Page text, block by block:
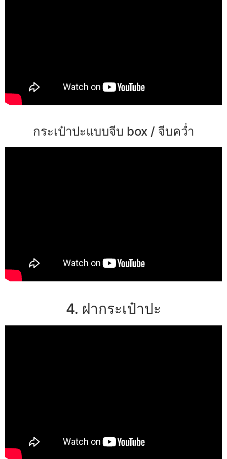
กระเป๋าปะแบบจีบ box / จีบคว่ำ
4. ฝากระเป๋าปะ